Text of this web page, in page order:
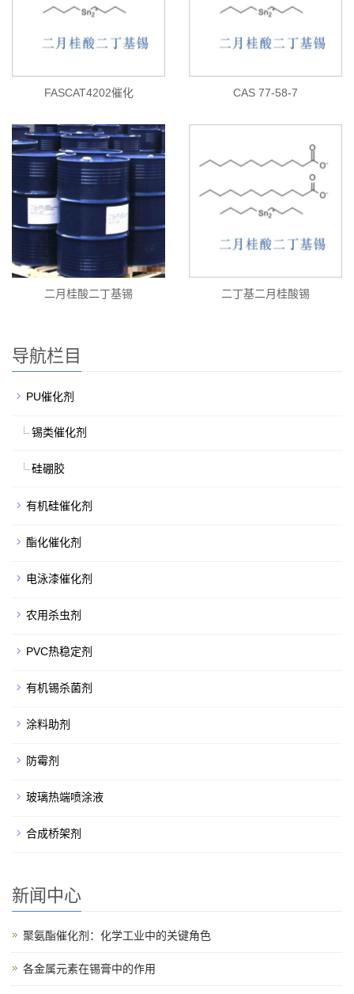
FASCAT4202催化 CAS 77-58-7
二月桂酸二丁基锡 二丁基二月桂酸锡
导航栏目
PU催化剂
锡类催化剂
硅硼胶
有机硅催化剂
酯化催化剂
电泳漆催化剂
农用杀虫剂
PVC热稳定剂
有机锡杀菌剂
涂料助剂
防霉剂
玻璃热端喷涂液
合成桥架剂
新闻中心
聚氨酯催化剂：化学工业中的关键角色
各金属元素在锡膏中的作用